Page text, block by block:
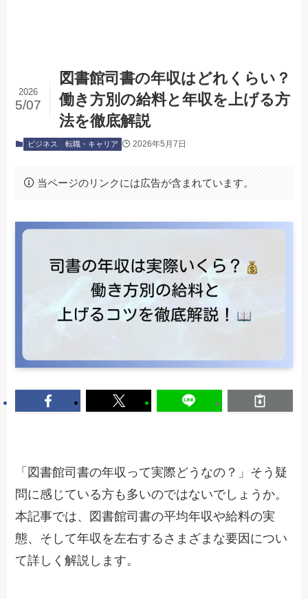
図書館司書の年収はどれくらい？
働き方別の給料と年収を上げる方
法を徹底解説
2026
5/07
ビジネス 転職・キャリア 2026年5月7日
当ページのリンクには広告が含まれています。
「図書館司書の年収って実際どうなの？」そう疑
問に感じている方も多いのではないでしょうか。
本記事では、図書館司書の平均年収や給料の実
態、そして年収を左右するさまざまな要因につい
て詳しく解説します。